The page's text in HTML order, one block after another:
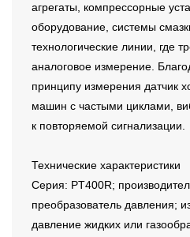
агрегаты, компрессорные
оборудование, системы
технологические линии, где
аналоговое измерение.
принципу измерения датчик
машин с частыми циклами,
к повторяемой сигнализации.
Технические характеристики
Серия: PT400R;
преобразователь давления;
давление жидких или